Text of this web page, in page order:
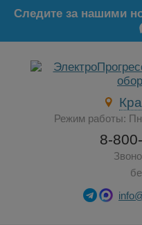
Следите за нашими
Режим работы:
8-